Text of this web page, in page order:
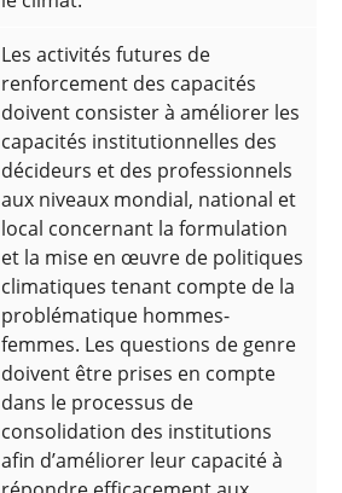
Les activités futures de
renforcement des capacités
doivent consister à améliorer les
capacités institutionnelles des
décideurs et des professionnels
aux niveaux mondial, national et
local concernant la formulation
et la mise en œuvre de politiques
climatiques tenant compte de la
problématique hommes-
femmes. Les questions de genre
doivent être prises en compte
dans le processus de
consolidation des institutions
afin d’améliorer leur capacité à